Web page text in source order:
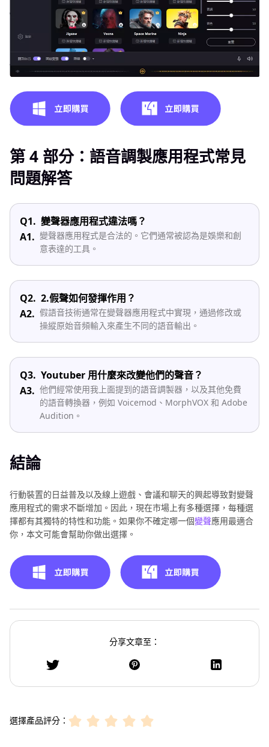
第 4 部分：語音調製應用程式常見
問題解答
Q1. 變聲器應用程式違法嗎？
A1. 變聲器應用程式是合法的。它們通常被認為是娛樂和創
意表達的工具。
Q2. 2.假聲如何發揮作用？
A2. 假語音技術通常在變聲器應用程式中實現，通過修改或
操縱原始音頻輸入來產生不同的語音輸出。
Q3. Youtuber 用什麼來改變他們的聲音？
A3. 他們經常使用我上面提到的語音調製器，以及其他免費
的語音轉換器，例如 Voicemod、MorphVOX 和 Adob​​e
Audition。
結論
行動裝置的日益普及以及線上遊戲、會議和聊天的興起導致對變聲
應用程式的需求不斷增加。因此，現在市場上有多種選擇，每種選
擇都有其獨特的特性和功能。如果你不確定哪一個變聲應用最適合
你，本文可能會幫助你做出選擇。
分享文章至：
選擇產品評分：